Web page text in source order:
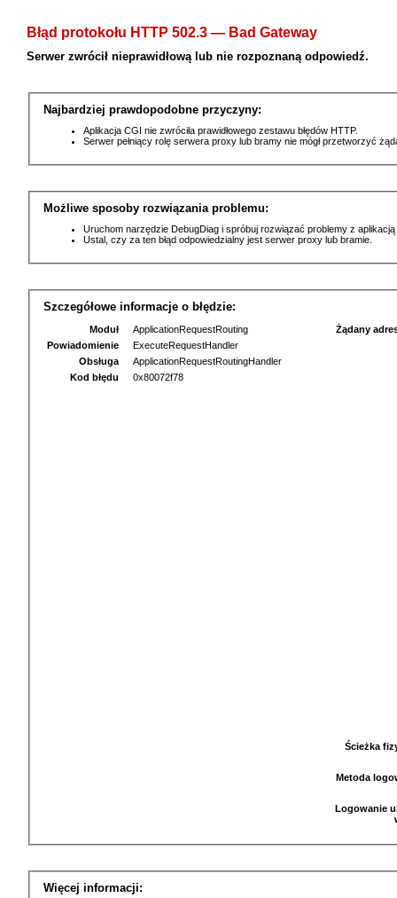
Błąd protokołu HTTP 502.3 — Bad Gateway
Serwer zwrócił nieprawidłową lub nie rozpoznaną odpowiedź.
Najbardziej prawdopodobne przyczyny:
Aplikacja CGI nie zwróciła prawidłowego zestawu błędów HTTP.
Serwer pełniący rolę serwera proxy lub bramy nie mógł przetworzyć
Możliwe sposoby rozwiązania problemu:
Uruchom narzędzie DebugDiag i spróbuj rozwiązać problemy z
Ustal, czy za ten błąd odpowiedzialny jest serwer proxy lub bramie.
Szczegółowe informacje o błędzie:
Moduł
ApplicationRequestRouting
Powiadomienie
ExecuteRequestHandler
Obsługa
ApplicationRequestRoutingHandler
Kod błędu
0x80072f78
Żądany
Ścieżka
Metoda
Logowanie
Więcej informacji: